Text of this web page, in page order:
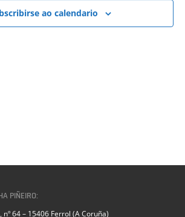
ao calendario
PIÑEIRO:
64 – 15406 Ferrol (A Coruña)